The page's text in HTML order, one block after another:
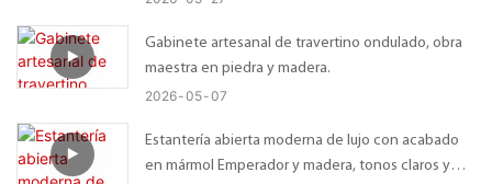
Gabinete artesanal de travertino ondulado, obra
maestra en piedra y madera.
2026 05 07
Estantería abierta moderna de lujo con acabado
en mármol Emperador y madera, tonos claros y